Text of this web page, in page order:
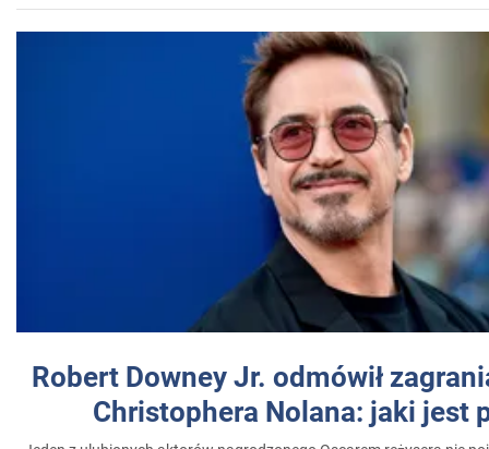
Robert Downey Jr. odmówił
Christophera Nolana: jaki jest